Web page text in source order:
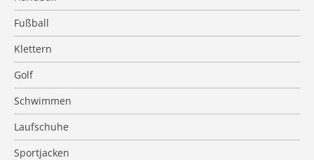
Fußball
Klettern
Golf
Schwimmen
Laufschuhe
Sportjacken